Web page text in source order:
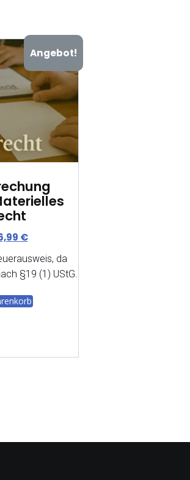
Angebot!
8,00 €
€Aktueller
ist:
6,99 €.
da
§19 (1) UStG.